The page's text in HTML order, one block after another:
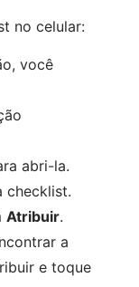
no celular:
você
abri-la.
checklist.
Atribuir.
a
e toque